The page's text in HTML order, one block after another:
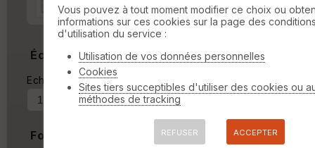
Marge autour de la trace
%
Échelle
Echelle actuelle : 1/14129
Fond de carte
Vous pouvez à tout moment modifier ce choix ou
informations sur ces cookies sur la page des
d'utilisation du service :
Utilisation de vos données personnelles
Cookies
Sites tiers succeptibles d'utiliser des cookies ou
méthodes de tracking
REFUSER ACCEPTER